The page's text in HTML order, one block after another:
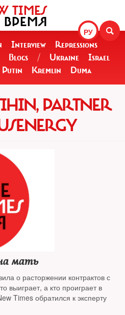
РУ
TIMES
Interview
Repressions
Blogs / Ukraine
Israel
Putin Kremlin Duma
PARTNER
мать
о расторжении контрактов с
выиграет, а кто проиграет в
Times обратился к эксперту